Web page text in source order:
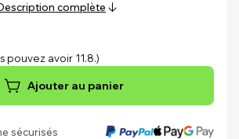
complète
pouvez avoir 11.8.)
Ajouter au panier
sécurisés